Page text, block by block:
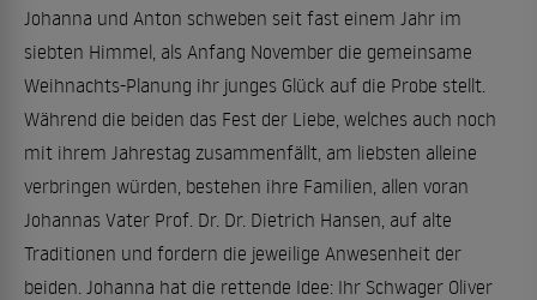
Johanna und Anton schweben seit fast einem Jahr im
siebten Himmel, als Anfang November die gemeinsame
Weihnachts-Planung ihr junges Glück auf die Probe stellt.
Während die beiden das Fest der Liebe, welches auch noch
mit ihrem Jahrestag zusammenfällt, am liebsten alleine
verbringen würden, bestehen ihre Familien, allen voran
Johannas Vater Prof. Dr. Dr. Dietrich Hansen, auf alte
Traditionen und fordern die jeweilige Anwesenheit der
beiden. Johanna hat die rettende Idee: Ihr Schwager Oliver